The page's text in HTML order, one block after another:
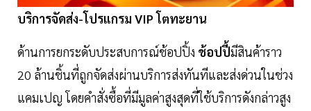
บริการจัดส่ง-โปรแกรม VIP โตทะยาน
ด้านการยกระดับประสบการณ์ช้อปปิ้ง ช้อปปี้มีสินค้าราว
20 ล้านชิ้นที่ถูกจัดส่งผ่านบริการส่งทันทีและส่งด่วนในช่วง
แคมเปญ โดยคำสั่งซื้อที่มีมูลค่าสูงสุดที่ใช้บริการดังกล่าวสูง